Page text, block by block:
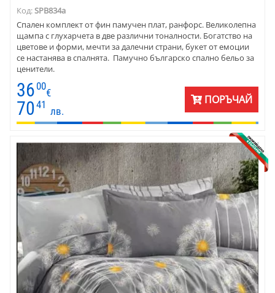
Код:SPB834a
Спален комплект от фин памучен плат, ранфорс. Великолепна
щампа с глухарчета в две различни тоналности. Богатство на
цветове и форми, мечти за далечни страни, букет от емоции
се настанява в спалнята. Памучно българско спално бельо за
ценители.
36 00
€
7041
лв.
ПОРЪЧАЙ